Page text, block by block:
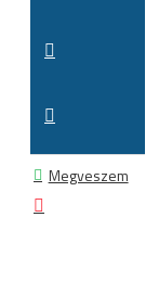
Megveszem